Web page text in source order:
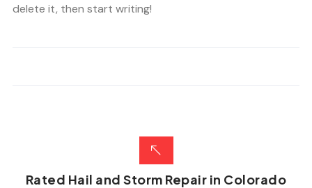
delete it, then start writing!
Rated Hail and Storm Repair in Colorado